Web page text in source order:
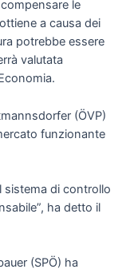
le
a causa dei
potrebbe essere
valutata
(ÖVP)
funzionante
sistema di controllo
ha detto il
(SPÖ) ha